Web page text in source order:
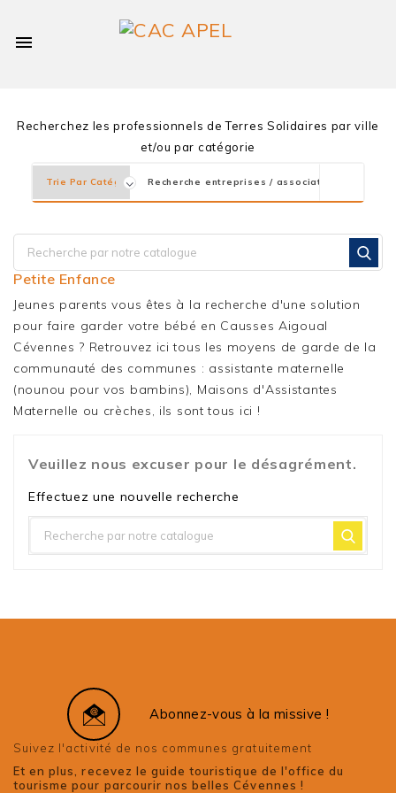

Recherchez les professionnels de Terres Solidaires par ville
et/ou par catégorie
Petite Enfance
Jeunes parents vous êtes à la recherche d'une solution
pour faire garder votre bébé en Causses Aigoual
Cévennes ? Retrouvez ici tous les moyens de garde de la
communauté des communes : assistante maternelle
(nounou pour vos bambins), Maisons d'Assistantes
Maternelle ou crèches, ils sont tous ici !
Veuillez nous excuser pour le désagrément.
Effectuez une nouvelle recherche
Abonnez-vous à la missive !
Suivez l'activité de nos communes gratuitement
Et en plus, recevez le guide touristique de l'office du
tourisme pour parcourir nos belles Cévennes !